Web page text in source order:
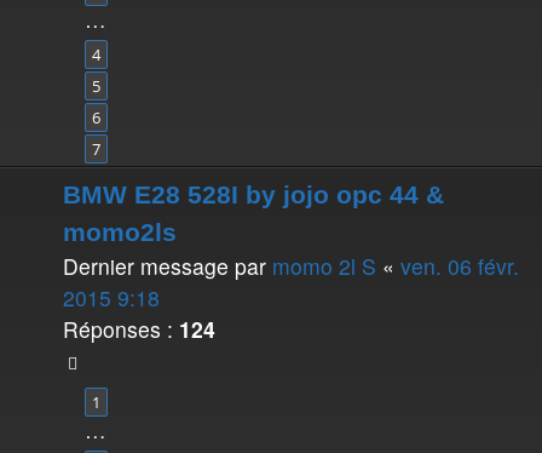
…
4
5
6
7
BMW E28 528I by jojo opc 44 &
momo2ls
Dernier message par momo 2l S « ven. 06 févr.
2015 9:18
Réponses : 124
1
…